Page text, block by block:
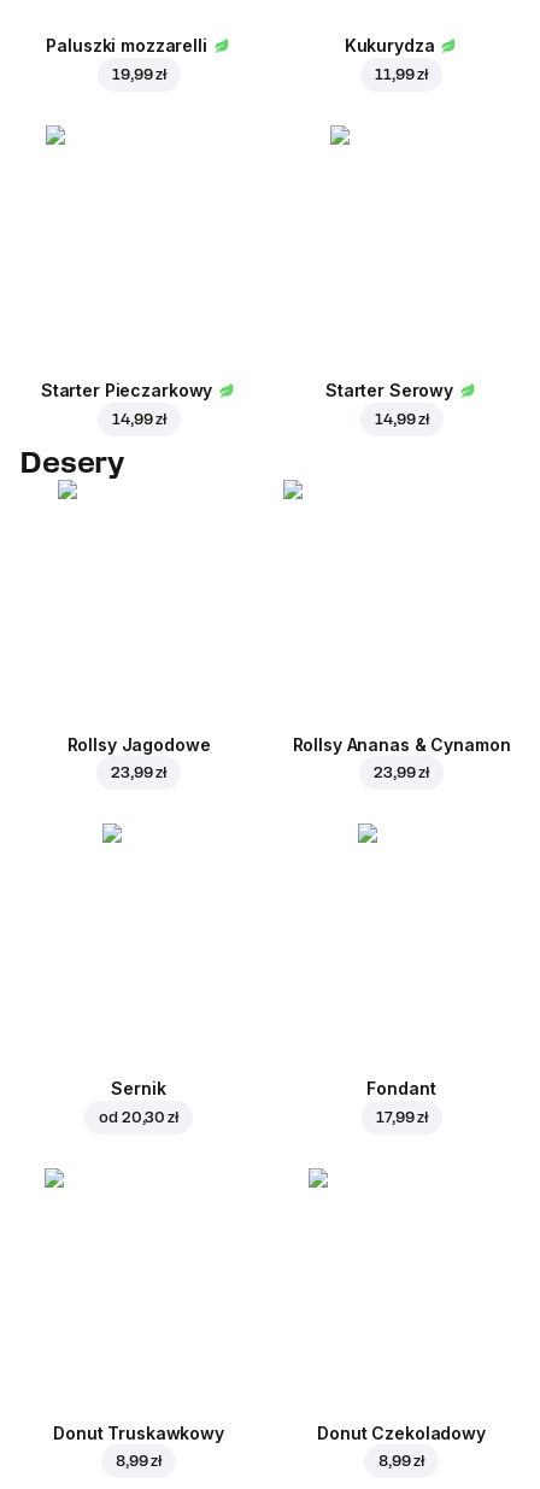
Paluszki mozzarelli
19,99 zł
Kukurydza
11,99 zł
Starter Pieczarkowy
14,99 zł
Starter Serowy
14,99 zł
Desery
Rollsy Jagodowe
23,99 zł
Rollsy Ananas & Cynamon
23,99 zł
Sernik
od 20,30 zł
Fondant
17,99 zł
Donut Truskawkowy
8,99 zł
Donut Czekoladowy
8,99 zł